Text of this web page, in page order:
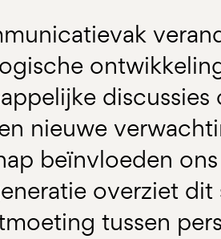
nieuwe
beïnvloeden
overziet
tussen